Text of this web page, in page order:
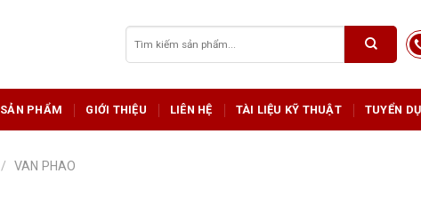
kiếm:
SẢN PHẨM GIỚI THIỆU LIÊN HỆ TÀI LIỆU KỸ THUẬT TUYỂN
/
VAN PHAO